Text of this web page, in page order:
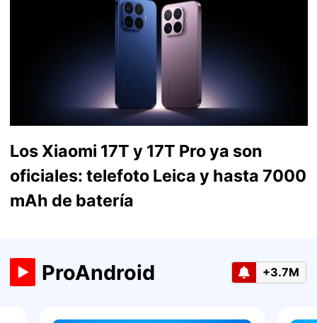
Los Xiaomi 17T y 17T Pro ya son
oficiales: telefoto Leica y hasta 7000
mAh de batería
ProAndroid +3.7M